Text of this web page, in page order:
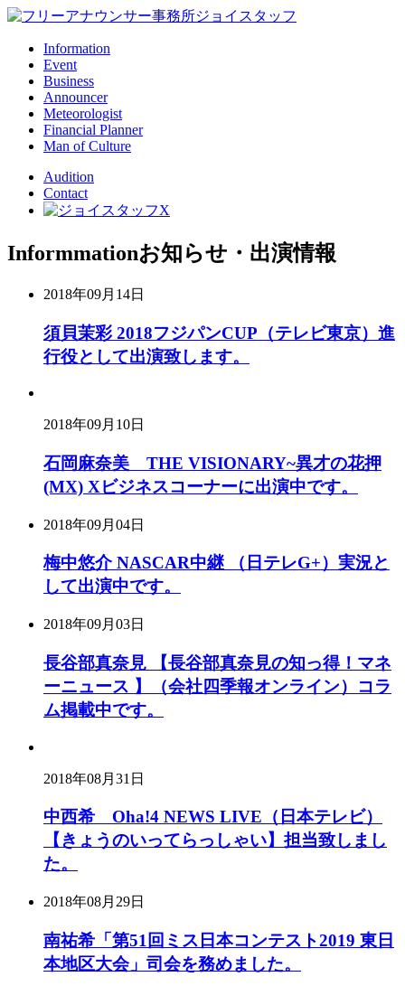
Information
Event
Business
Announcer
Meteorologist
Financial Planner
Man of Culture
Audition
Contact
Informmationお知らせ・出演情報
2018年09月14日
須貝茉彩 2018フジパンCUP（テレビ東京）進
行役として出演致します。
2018年09月10日
石岡麻奈美 THE VISIONARY~異才の花押
(MX) Xビジネスコーナーに出演中です。
2018年09月04日
梅中悠介 NASCAR中継 （日テレG+）実況と
して出演中です。
2018年09月03日
長谷部真奈見 【長谷部真奈見の知っ得！マネ
ーニュース 】（会社四季報オンライン）コラ
ム掲載中です。
2018年08月31日
中西希 Oha!4 NEWS LIVE（日本テレビ）
【きょうのいってらっしゃい】担当致しまし
た。
2018年08月29日
南祐希「第51回ミス日本コンテスト2019 東日
本地区大会」司会を務めました。